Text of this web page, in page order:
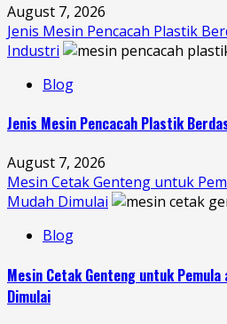
August 7, 2026
Jenis Mesin Pencacah Plastik
Industri
Blog
Jenis Mesin Pencacah Plastik
August 7, 2026
Mesin Cetak Genteng untuk
Mudah Dimulai
Blog
Mesin Cetak Genteng untuk
Dimulai